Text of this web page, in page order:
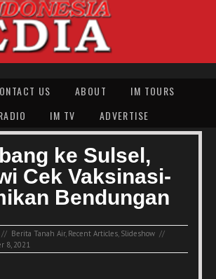
US ABOUT
IM TOURS
IM TV ADVERTISE
ke Sulsel,
Cek Vaksinasi-
Bendungan
// Berita Tanah Air, Recent Articles Slideshow //
8, 2021